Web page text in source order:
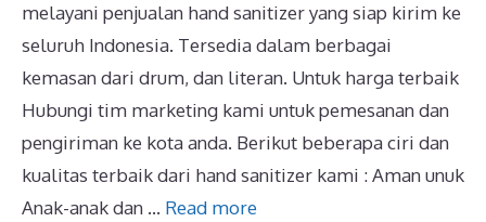
melayani penjualan hand sanitizer yang siap kirim ke
seluruh Indonesia. Tersedia dalam berbagai
kemasan dari drum, dan literan. Untuk harga terbaik
Hubungi tim marketing kami untuk pemesanan dan
pengiriman ke kota anda. Berikut beberapa ciri dan
kualitas terbaik dari hand sanitizer kami : Aman unuk
Anak-anak dan … Read more